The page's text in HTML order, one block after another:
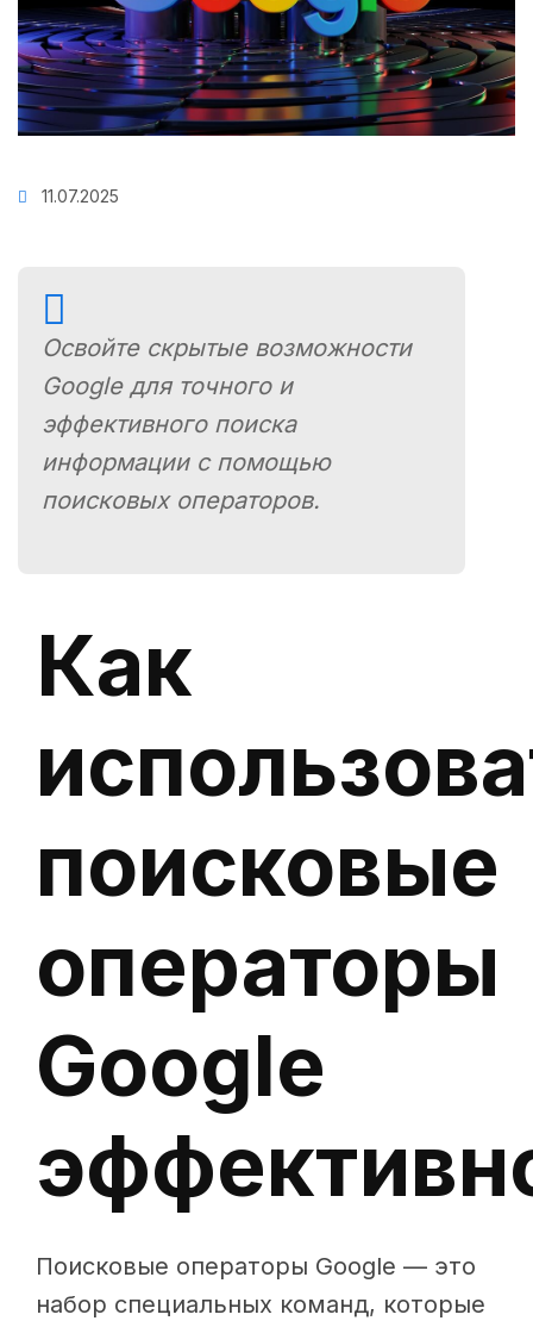
11.07.2025
Освойте скрытые возможности
Google для точного и
эффективного поиска
информации с помощью
поисковых операторов.
Как
поисковые
операторы
Google
Поисковые операторы Google — это
набор специальных команд, которые